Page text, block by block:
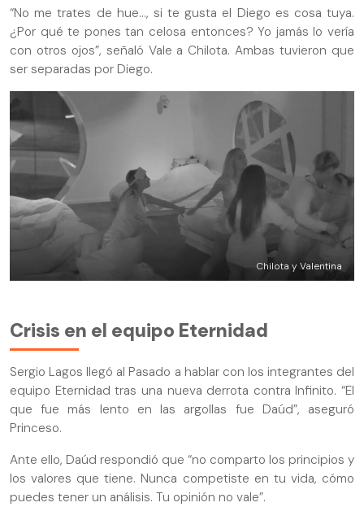
“No me trates de hue…, si te gusta el Diego es cosa tuya.
¿Por qué te pones tan celosa entonces? Yo jamás lo vería
con otros ojos”, señaló Vale a Chilota. Ambas tuvieron que
ser separadas por Diego.
Chilota y Valentina
Crisis en el equipo Eternidad
Sergio Lagos llegó al Pasado a hablar con los integrantes del
equipo Eternidad tras una nueva derrota contra Infinito. “El
que fue más lento en las argollas fue Daúd”, aseguró
Princeso.
Ante ello, Daúd respondió que “no comparto los principios y
los valores que tiene. Nunca competiste en tu vida, cómo
puedes tener un análisis. Tu opinión no vale”.